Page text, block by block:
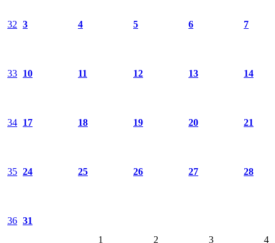
32 3 4 5 6 7
33 10 11 12 13 14
34 17 18 19 20 21
35 24 25 26 27 28
36 31
1
2 3 4